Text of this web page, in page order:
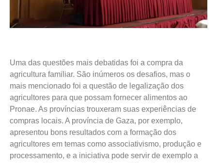
Uma das questões mais debatidas foi a compra da
agricultura familiar. São inúmeros os desafios, mas o
mais mencionado foi a questão de legalização dos
agricultores para que possam fornecer alimentos ao
Pronae. As províncias trouxeram suas experiências de
compras locais. A província de Gaza, por exemplo,
apresentou bons resultados com a formação dos
agricultores em temas como associativismo, produção e
processamento, e a iniciativa pode servir de exemplo a